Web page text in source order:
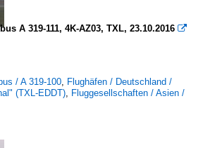
A 319-111, 4K-AZ03, TXL, 23.10.2016 
/ A 319-100, Flughäfen / Deutschland /
(TXL-EDDT), Fluggesellschaften / Asien /